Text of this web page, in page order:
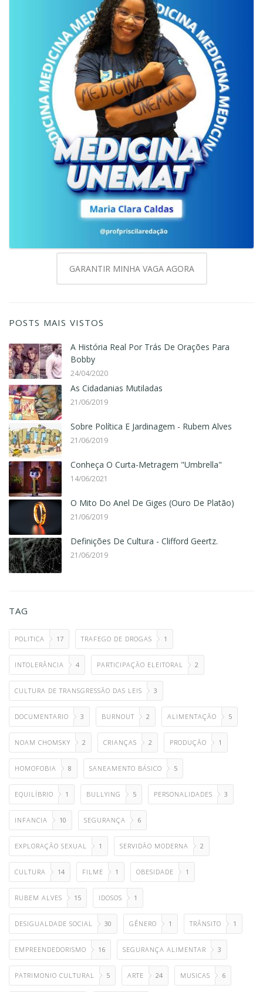
GARANTIR MINHA VAGA AGORA
POSTS MAIS VISTOS
A História Real Por Trás De Orações Para
Bobby
24/04/2020
As Cidadanias Mutiladas
21/06/2019
Sobre Política E Jardinagem - Rubem Alves
21/06/2019
Conheça O Curta-Metragem "Umbrella"
14/06/2021
O Mito Do Anel De Giges (Ouro De Platão)
21/06/2019
Definições De Cultura - Clifford Geertz.
21/06/2019
TAG
POLITICA 17 TRAFEGO DE DROGAS 1
INTOLERÂNCIA 4 PARTICIPAÇÃO ELEITORAL 2
CULTURA DE TRANSGRESSÃO DAS LEIS 3
DOCUMENTARIO 3 BURNOUT 2 ALIMENTAÇÃO 5
NOAM CHOMSKY 2 CRIANÇAS 2 PRODUÇÃO 1
HOMOFOBIA 8 SANEAMENTO BÁSICO 5
EQUILÍBRIO 1 BULLYING 5 PERSONALIDADES 3
INFANCIA 10 SEGURANÇA 6
EXPLORAÇÃO SEXUAL 1 SERVIDÃO MODERNA 2
CULTURA 14 FILME 1 OBESIDADE 1
RUBEM ALVES 15 IDOSOS 1
DESIGUALDADE SOCIAL 30 GÊNERO 1 TRÂNSITO 1
EMPREENDEDORISMO 16 SEGURANÇA ALIMENTAR 3
PATRIMONIO CULTURAL 5 ARTE 24 MUSICAS 6